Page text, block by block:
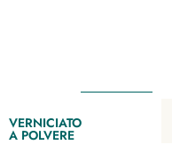
VERNICIATO
A POLVERE